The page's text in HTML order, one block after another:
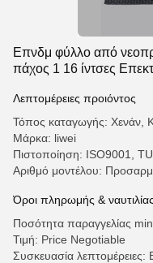
Επνδμ φύλλο από
πάχος 1 16 ίντσες
Λεπτομέρειες προιόντος
Τόπος καταγωγής: Χενάν,
Μάρκα: liwei
Πιστοποίηση: ISO9001,
Αριθμό μοντέλου:
Όροι πληρωμής & ναυτιλίας
Ποσότητα παραγγελίας
Τιμή: Price Negotiable
Συσκευασία